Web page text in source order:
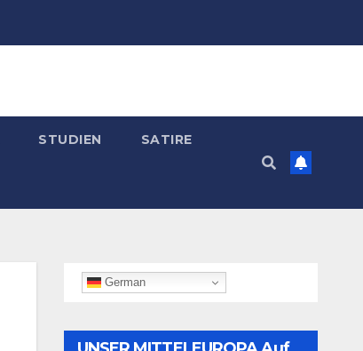
STUDIEN SATIRE
German